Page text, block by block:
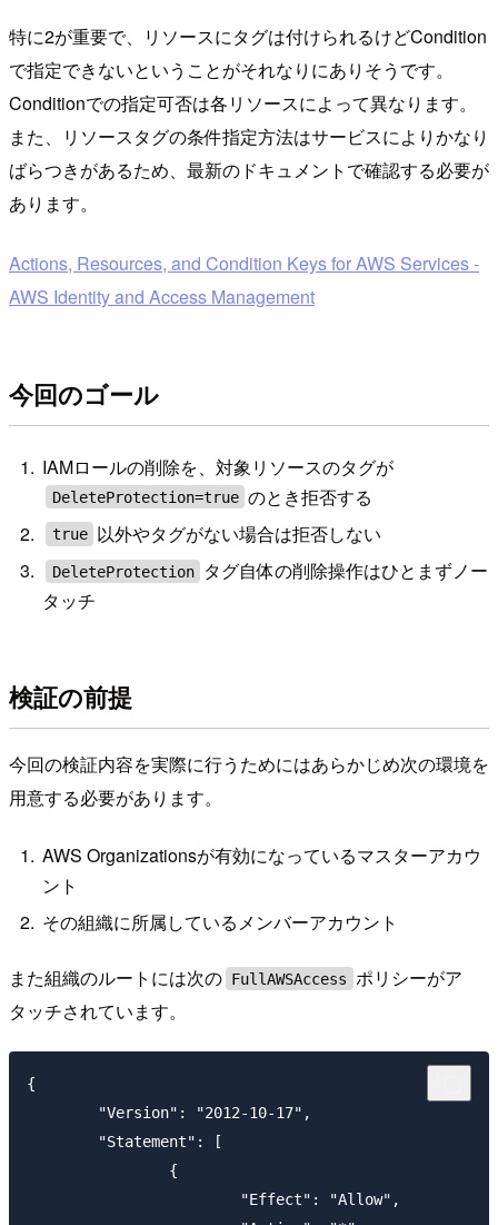
特に2が重要で、リソースにタグは付けられるけどCondition
で指定できないということがそれなりにありそうです。
Conditionでの指定可否は各リソースによって異なります。
また、リソースタグの条件指定方法はサービスによりかなり
ばらつきがあるため、最新のドキュメントで確認する必要が
あります。
Actions, Resources, and Condition Keys for AWS Services -
AWS Identity and Access Management
今回のゴール
IAMロールの削除を、対象リソースのタグが
DeleteProtection=true のとき拒否する
true 以外やタグがない場合は拒否しない
DeleteProtection
タグ自体の削除操作はひとまずノー
タッチ
検証の前提
今回の検証内容を実際に行うためにはあらかじめ次の環境を
用意する必要があります。
AWS Organizationsが有効になっているマスターアカウ
ント
その組織に所属しているメンバーアカウント
また組織のルートには次の FullAWSAccess ポリシーがア
タッチされています。
{